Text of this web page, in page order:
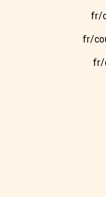
fr/
fr/
fr/